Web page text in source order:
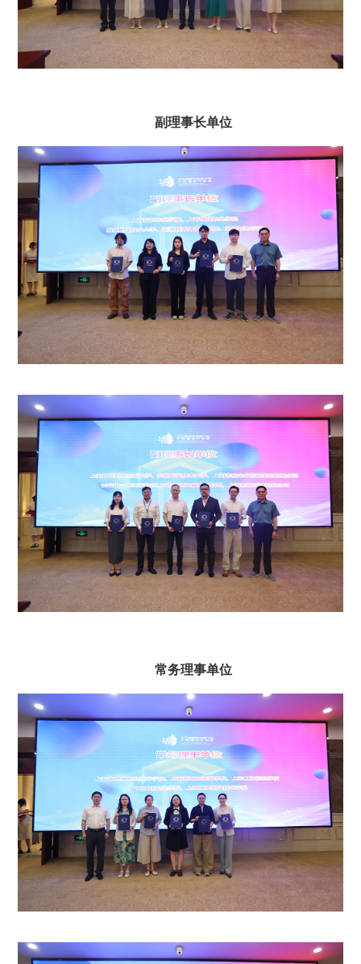
副理事长单位
常务理事单位